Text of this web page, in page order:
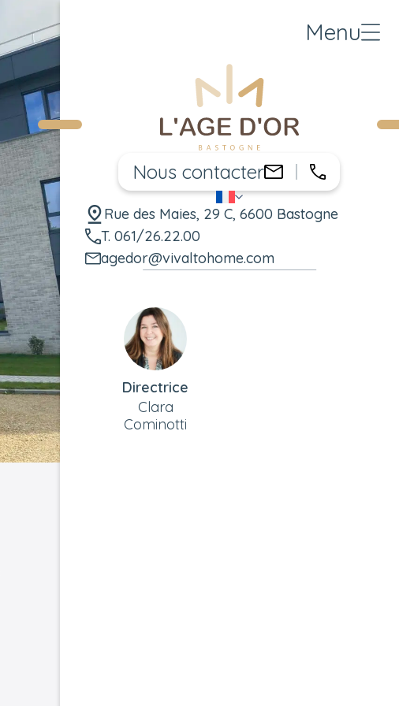
Menu
Nous contacter
061/
FR Changer de langue
Rue des Maies, 29 C, 6600 Bastogne
T. 061/26.22.00
agedor@vivaltohome.com
Directrice
Clara
Cominotti